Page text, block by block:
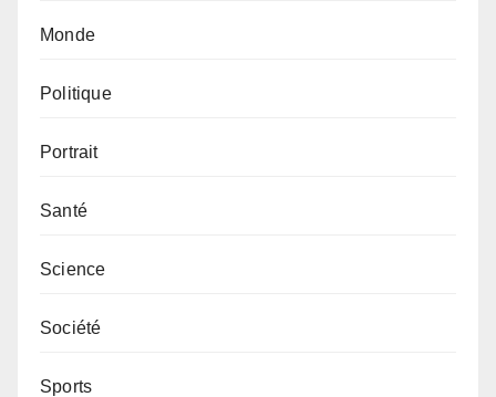
Monde
Politique
Portrait
Santé
Science
Société
Sports